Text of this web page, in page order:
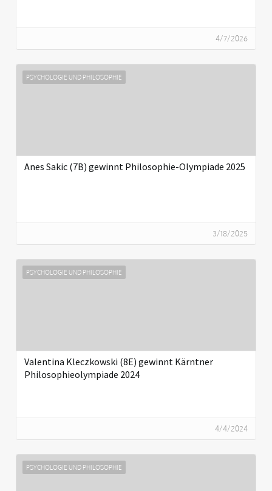
4/7/2026
PSYCHOLOGIE UND PHILOSOPHIE
Anes Sakic (7B) gewinnt Philosophie-Olympiade 2025
3/18/2025
PSYCHOLOGIE UND PHILOSOPHIE
Valentina Kleczkowski (8E) gewinnt Kärntner
Philosophieolympiade 2024‍
4/4/2024
PSYCHOLOGIE UND PHILOSOPHIE